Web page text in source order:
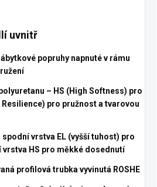
uvnitř
popruhy napnuté v rámu
– HS (High Softness) pro
Resilience) pro pružnost a tvarovou
spodní vrstva EL (vyšší tuhost) pro
vrstva HS pro měkké dosednutí
profilová trubka vyvinutá ROSHE